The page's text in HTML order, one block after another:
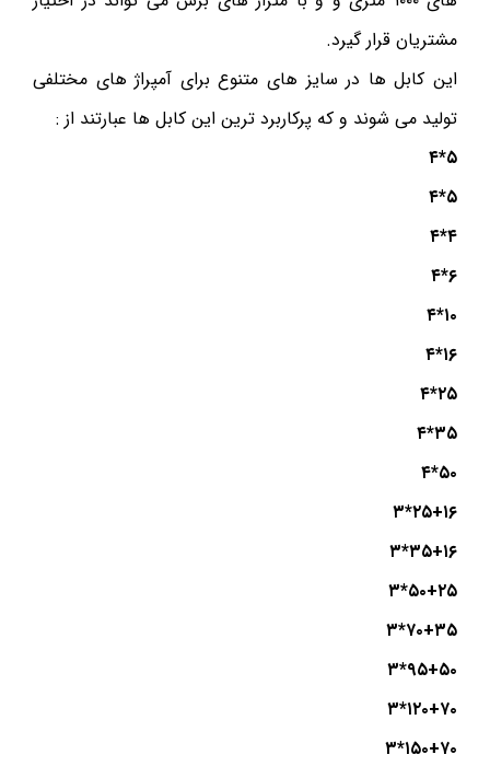
مشتریان قرار گیرد.
این کابل ها در سایز های متنوع برای آمپراژ های مختلفی
تولید می شوند و که پرکاربرد ترین این کابل ها عبارتند از :
۵*۴
۵*۴
۴*۴
۶*۴
۱۰*۴
۱۶*۴
۲۵*۴
۳۵*۴
۵۰*۴
۲۵+۱۶*۳
۳۵+۱۶*۳
۵۰+۲۵*۳
۷۰+۳۵*۳
۹۵+۵۰*۳
۱۲۰+۷۰*۳
۱۵۰+۷۰*۳